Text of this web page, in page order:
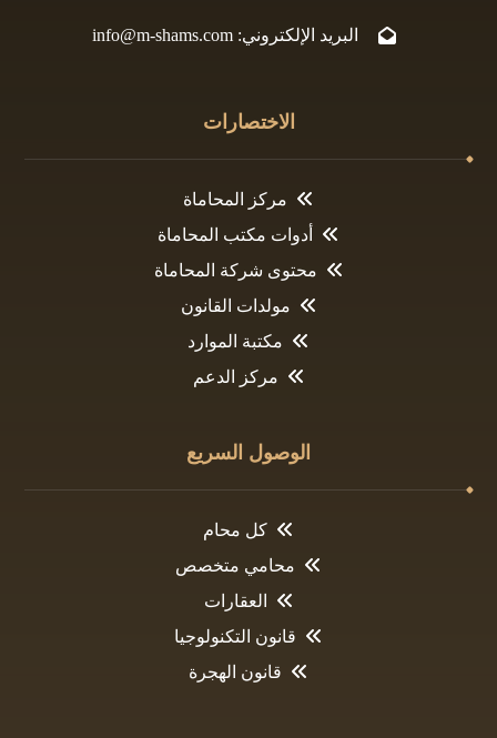
البريد الإلكتروني: info@m-shams.com
الاختصارات
مركز المحاماة
أدوات مكتب المحاماة
محتوى شركة المحاماة
مولدات القانون
مكتبة الموارد
مركز الدعم
الوصول السريع
كل محام
محامي متخصص
العقارات
قانون التكنولوجيا
قانون الهجرة